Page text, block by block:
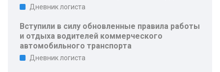
Дневник логиста
Вступили в силу обновленные правила работы
и отдыха водителей коммерческого
автомобильного транспорта
Дневник логиста